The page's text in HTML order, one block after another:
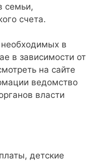
семьи,
счета.
в
в зависимости от
на сайте
ведомство
власти
детские